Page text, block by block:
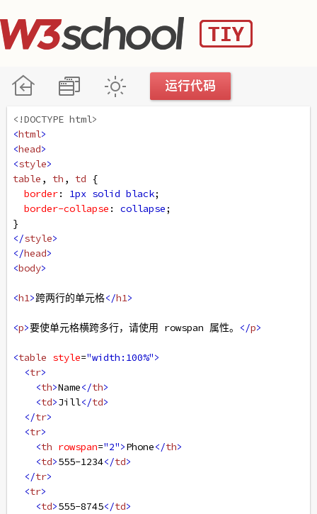
<!DOCTYPE html>
<html>
<head>
<style>
table , th , td {
border: 1px solid black;
border-collapse : collapse;
}
</style>
</head>
<body>
<h1>跨两行的单元格</h1>
<p>要使单元格横跨多行，请使用 rowspan 属性。 </p>
<table style="width:100%">
<tr>
<th>Name</th>
<td>Jill</td>
</tr>
<tr>
<th rowspan="2">Phone</th>
<td>555-1234</td>
</tr>
<tr>
<td>555-8745</td>